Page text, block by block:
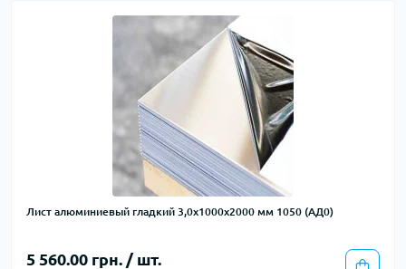
Лист алюминиевый гладкий 3,0х1000х2000 мм 1050 (АД0)
5 560.00 грн. / шт.